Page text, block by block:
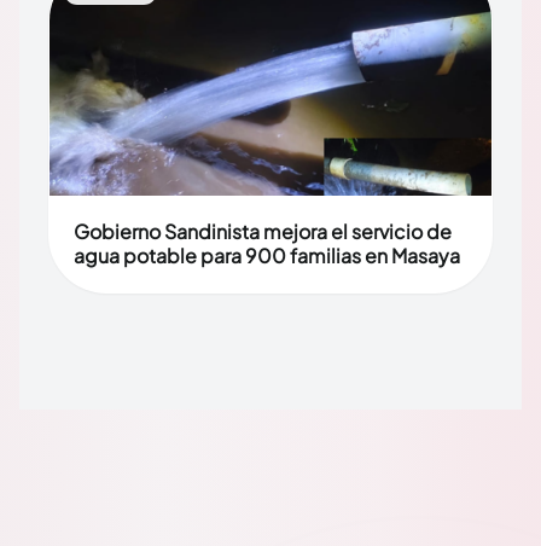
Gobierno Sandinista mejora el servicio de
agua potable para 900 familias en Masaya